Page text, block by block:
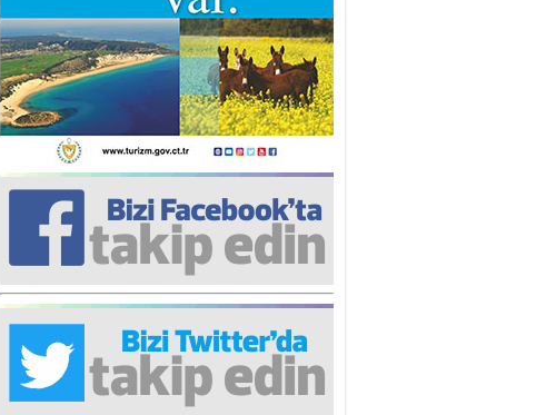
Taner ULUTAŞ
İnşallah St. Lois ile Hakkaido
Adası gibi olmayız !...
Ali KİŞMİR
FIRSAT VE KORKU
Turgut ÇALICI
İki Lakırdı da benden!
Yrd. Doç. Ercan HOŞKARA
Yatırım Yapmazsan Var Olamazsın:
Hedefteki Kurum Kıb-Tek
Rana Sarro
Başıma gelen skandal olayı